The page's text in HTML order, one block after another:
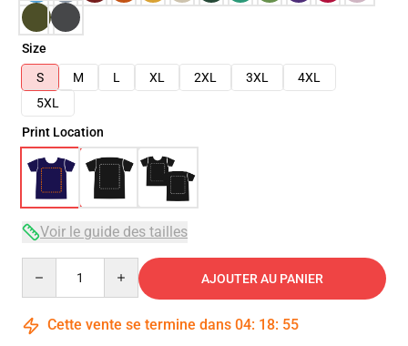
Size
S
M L XL 2XL 3XL
4XL
5XL
Print Location
Voir le guide des tailles
AJOUTER AU PANIER
Cette vente se termine dans 04: 18: 54